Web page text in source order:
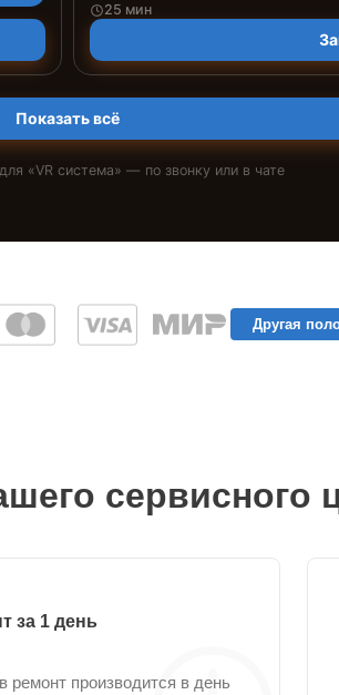
25 мин
Показать всё
«VR система» — по звонку или в чате
Другая
сервисного
за 1 день
ремонт производится в день